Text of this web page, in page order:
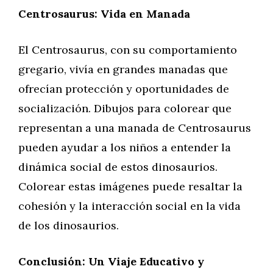
Centrosaurus: Vida en Manada
El Centrosaurus, con su comportamiento
gregario, vivía en grandes manadas que
ofrecían protección y oportunidades de
socialización. Dibujos para colorear que
representan a una manada de Centrosaurus
pueden ayudar a los niños a entender la
dinámica social de estos dinosaurios.
Colorear estas imágenes puede resaltar la
cohesión y la interacción social en la vida
de los dinosaurios.
Conclusión: Un Viaje Educativo y